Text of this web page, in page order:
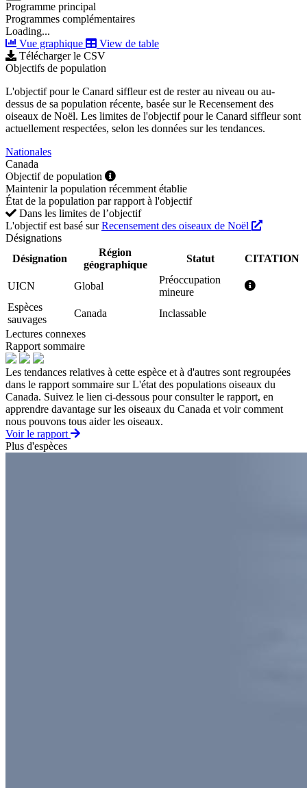
Programme principal
Programmes complémentaires
Loading...
Vue graphique
View de table
Télécharger le CSV
Objectifs de population
L'objectif pour le Canard siffleur est de rester au niveau ou au-
dessus de sa population récente, basée sur le Recensement des
oiseaux de Noël. Les limites de l'objectif pour le Canard siffleur sont
actuellement respectées, selon les données sur les tendances.
Nationales
Canada
Objectif de population
Maintenir la population récemment établie
État de la population par rapport à l'objectif
Dans les limites de l’objectif
L'objectif est basé sur Recensement des oiseaux de Noël
Désignations
Désignation
Région
géographique
Statut CITATION
UICN Global
Préoccupation
mineure
Espèces
sauvages
Canada
Inclassable
Lectures connexes
Rapport sommaire
Les tendances relatives à cette espèce et à d'autres sont regroupées
dans le rapport sommaire sur L'état des populations oiseaux du
Canada. Suivez le lien ci-dessous pour consulter le rapport, en
apprendre davantage sur les oiseaux du Canada et voir comment
nous pouvons tous aider les oiseaux.
Voir le rapport
Plus d'espèces